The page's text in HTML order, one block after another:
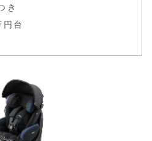
き
台